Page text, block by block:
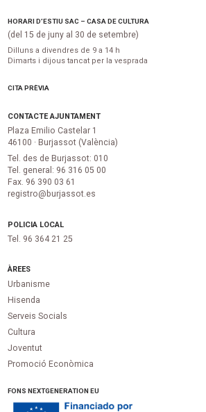
HORARI D’ESTIU SAC – CASA DE CULTURA
(del 15 de juny al 30 de setembre)
Dilluns a divendres de 9 a 14 h
Dimarts i dijous tancat per la vesprada
CITA PRÈVIA
CONTACTE AJUNTAMENT
Plaza Emilio Castelar 1
46100 · Burjassot (València)
Tel. des de Burjassot: 010
Tel. general: 96 316 05 00
Fax. 96 390 03 61
registro@burjassot.es
POLICIA LOCAL
Tel. 96 364 21 25
ÀREES
Urbanisme
Hisenda
Serveis Socials
Cultura
Joventut
Promoció Econòmica
FONS NEXTGENERATION EU